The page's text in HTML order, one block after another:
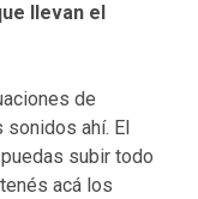
llevan el
de
sonidos ahí. El
subir todo
acá los